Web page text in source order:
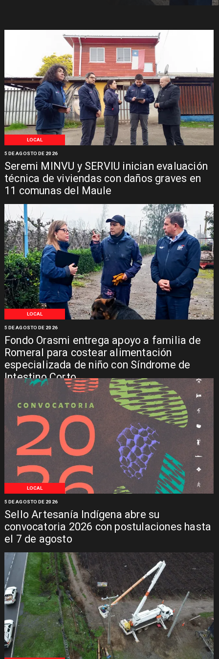
LOCAL
Seremi MINVU y SERVIU inician evaluación
técnica de viviendas con daños graves en
11 comunas del Maule
5 DE AGOSTO DE 2026
LOCAL
Fondo Orasmi entrega apoyo a familia de
Romeral para costear alimentación
especializada de niño con Síndrome de
Intestino Corto
5 DE AGOSTO DE 2026
LOCAL
Sello Artesanía Indígena abre su
convocatoria 2026 con postulaciones hasta
el 7 de agosto
5 DE AGOSTO DE 2026